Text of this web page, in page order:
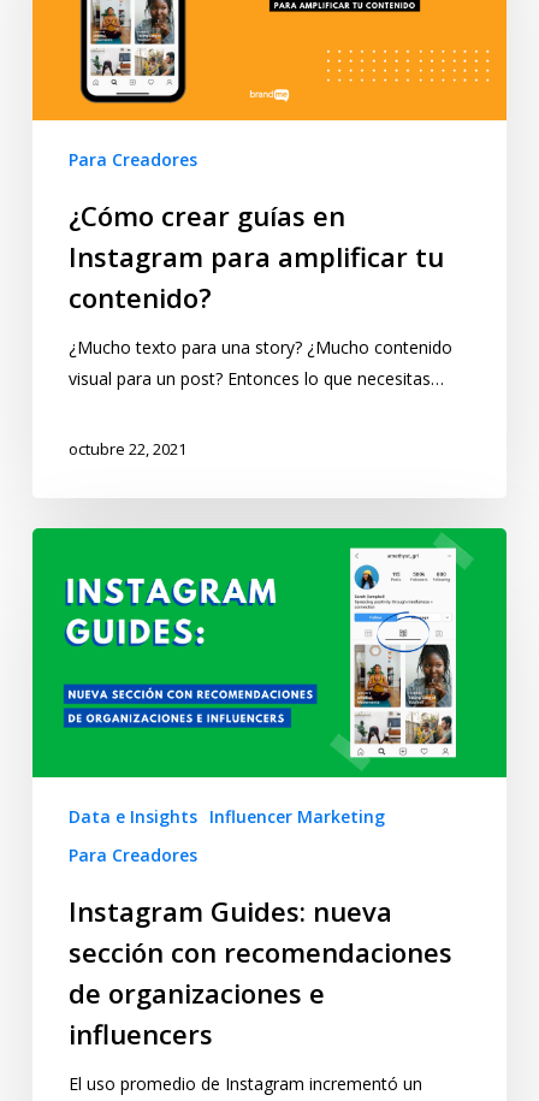
Para Creadores
¿Cómo crear guías en
Instagram para amplificar tu
contenido?
¿Mucho texto para una story? ¿Mucho contenido
visual para un post? Entonces lo que necesitas…
octubre 22, 2021
Data e Insights Influencer Marketing
Para Creadores
Instagram Guides: nueva
sección con recomendaciones
de organizaciones e
influencers
El uso promedio de Instagram incrementó un